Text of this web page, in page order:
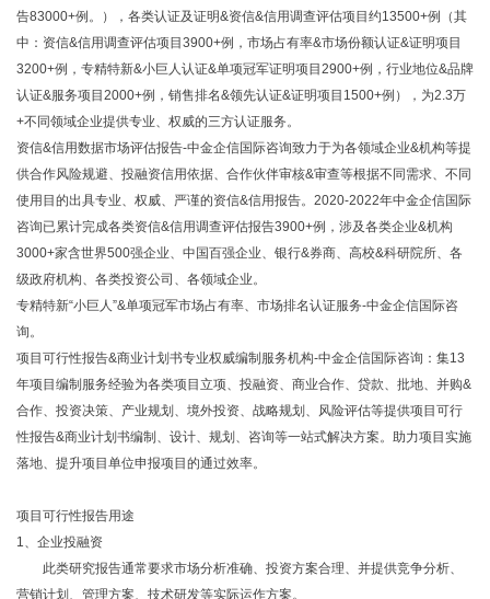
告83000+例。），各类认证及证明&资信&信用调查评估项目约13500+例（其
中：资信&信用调查评估项目3900+例，市场占有率&市场份额认证&证明项目
3200+例，专精特新&小巨人认证&单项冠军证明项目2900+例，行业地位&品牌
认证&服务项目2000+例，销售排名&领先认证&证明项目1500+例），为2.3万
+不同领域企业提供专业、权威的三方认证服务。
资信&信用数据市场评估报告-中金企信国际咨询致力于为各领域企业&机构等提
供合作风险规避、投融资信用依据、合作伙伴审核&审查等根据不同需求、不同
使用目的出具专业、权威、严谨的资信&信用报告。2020-2022年中金企信国际
咨询已累计完成各类资信&信用调查评估报告3900+例，涉及各类企业&机构
3000+家含世界500强企业、中国百强企业、银行&券商、高校&科研院所、各
级政府机构、各类投资公司、各领域企业。
专精特新“小巨人”&单项冠军市场占有率、市场排名认证服务-中金企信国际咨
询。
项目可行性报告&商业计划书专业权威编制服务机构-中金企信国际咨询：集13
年项目编制服务经验为各类项目立项、投融资、商业合作、贷款、批地、并购&
合作、投资决策、产业规划、境外投资、战略规划、风险评估等提供项目可行
性报告&商业计划书编制、设计、规划、咨询等一站式解决方案。助力项目实施
落地、提升项目单位申报项目的通过效率。
项目可行性报告用途
1、企业投融资
此类研究报告通常要求市场分析准确、投资方案合理、并提供竞争分析、
营销计划、管理方案、技术研发等实际运作方案。